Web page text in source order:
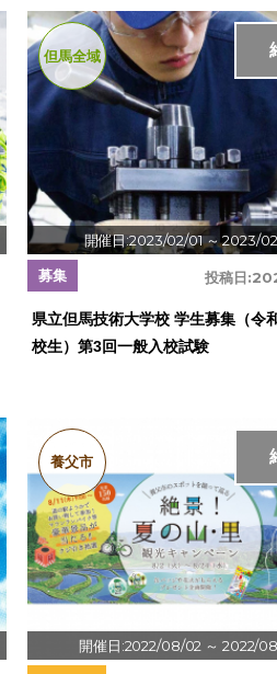
開催日:2023/02/01～ 2023/
但馬全域
投稿日:
募集
県立但馬技術大学校 学生募集（令
校生）第3回一般入校試験
開催日:2022/08/02 ～ 2022/
養父市